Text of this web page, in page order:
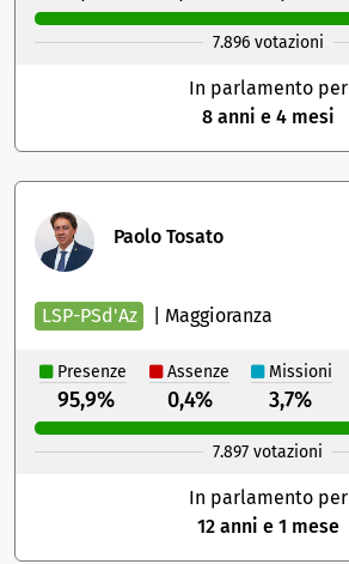
7.896 votazioni
In parlamento per
8 anni e 4 mesi
Paolo Tosato
LSP-PSd'Az Maggioranza
Presenze Assenze Missioni
95,9% 0,4% 3,7%
7.897 votazioni
In parlamento per
12 anni e 1 mese